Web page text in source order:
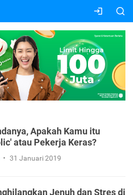
Apakah Kamu itu
atau Pekerja Keras?
• 31 Januari 2019
Jenuh dan Stres di